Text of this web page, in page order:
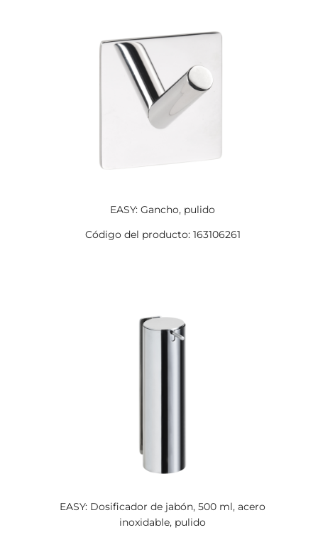
EASY: Gancho, pulido
Código del producto: 163106261
EASY: Dosificador de jabón, 500 ml, acero
inoxidable, pulido